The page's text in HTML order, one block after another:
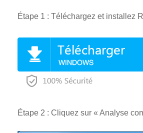
Étape 1 : Téléchargez et installez
Étape 2 : Cliquez sur « Analyse